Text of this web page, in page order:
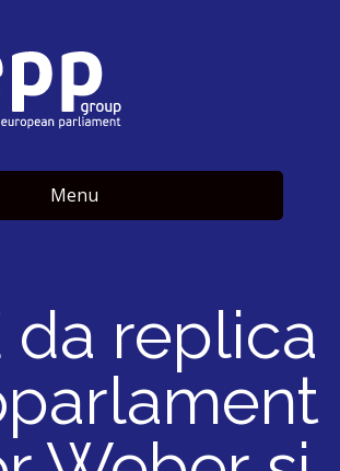
Menu
da replica